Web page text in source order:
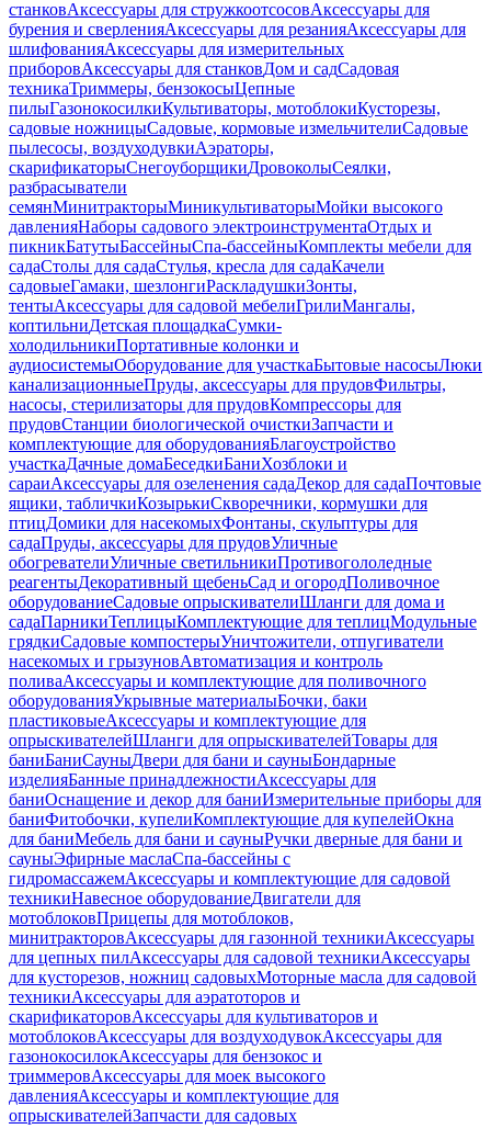
станковАксессуары для стружкоотсосовАксессуары для
бурения и сверленияАксессуары для резанияАксессуары для
шлифованияАксессуары для измерительных
приборовАксессуары для станковДом и садСадовая
техникаТриммеры, бензокосыЦепные
пилыГазонокосилкиКультиваторы, мотоблокиКусторезы,
садовые ножницыСадовые, кормовые измельчителиСадовые
пылесосы, воздуходувкиАэраторы,
скарификаторыСнегоуборщикиДровоколыСеялки,
разбрасыватели
семянМинитракторыМиникультиваторыМойки высокого
давленияНаборы садового электроинструментаОтдых и
пикникБатутыБассейныСпа-бассейныКомплекты мебели для
садаСтолы для садаСтулья, кресла для садаКачели
садовыеГамаки, шезлонгиРаскладушкиЗонты,
тентыАксессуары для садовой мебелиГрилиМангалы,
коптильниДетская площадкаСумки-
холодильникиПортативные колонки и
аудиосистемыОборудование для участкаБытовые насосыЛюки
канализационныеПруды, аксессуары для прудовФильтры,
насосы, стерилизаторы для прудовКомпрессоры для
прудовСтанции биологической очисткиЗапчасти и
комплектующие для оборудованияБлагоустройство
участкаДачные домаБеседкиБаниХозблоки и
сараиАксессуары для озеленения садаДекор для садаПочтовые
ящики, табличкиКозырькиСкворечники, кормушки для
птицДомики для насекомыхФонтаны, скульптуры для
садаПруды, аксессуары для прудовУличные
обогревателиУличные светильникиПротивогололедные
реагентыДекоративный щебеньСад и огородПоливочное
оборудованиеСадовые опрыскивателиШланги для дома и
садаПарникиТеплицыКомплектующие для теплицМодульные
грядкиСадовые компостерыУничтожители, отпугиватели
насекомых и грызуновАвтоматизация и контроль
поливаАксессуары и комплектующие для поливочного
оборудованияУкрывные материалыБочки, баки
пластиковыеАксессуары и комплектующие для
опрыскивателейШланги для опрыскивателейТовары для
баниБаниСауныДвери для бани и сауныБондарные
изделияБанные принадлежностиАксессуары для
баниОснащение и декор для баниИзмерительные приборы для
баниФитобочки, купелиКомплектующие для купелейОкна
для баниМебель для бани и сауныРучки дверные для бани и
сауныЭфирные маслаСпа-бассейны с
гидромассажемАксессуары и комплектующие для садовой
техникиНавесное оборудованиеДвигатели для
мотоблоковПрицепы для мотоблоков,
минитракторовАксессуары для газонной техникиАксессуары
для цепных пилАксессуары для садовой техникиАксессуары
для кусторезов, ножниц садовыхМоторные масла для садовой
техникиАксессуары для аэратоторов и
скарификаторовАксессуары для культиваторов и
мотоблоковАксессуары для воздуходувокАксессуары для
газонокосилокАксессуары для бензокос и
триммеровАксессуары для моек высокого
давленияАксессуары и комплектующие для
опрыскивателейЗапчасти для садовых